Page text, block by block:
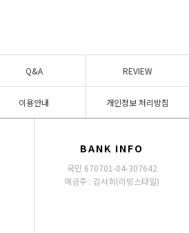
Q&A REVIEW
이용안내 개인정보 처리방침
BANK INFO
국민 670701-04-307642
예금주 : 김서희(리빙스타일)